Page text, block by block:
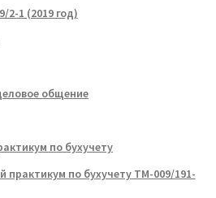
2-1 (2019 год)
общение
по бухучету
практикум по бухучету ТМ-009/191-